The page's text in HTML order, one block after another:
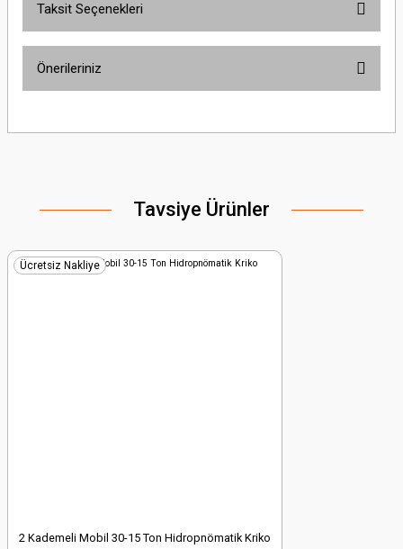
Taksit Seçenekleri
Önerileriniz
yetersiz gördüğünüz noktaları öneri formunu kullanarak tarafımıza
Ürün resmi kalitesiz, bozuk veya görüntülenemiyor.
Ürün bilgilerinde hatalar bulunuyor.
Tavsiye Ürünler
Ücretsiz Nakliye
2 Kademeli Mobil 30-15 Ton Hidropnömatik Kriko